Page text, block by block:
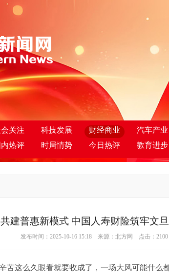
关注 科技发展 财经商业 汽车产业
内热评 时局情势 今日热评 教育进步
建普惠新模式 中国人寿财险筑牢文
发布时间：2025-10-16 15:18 来源：北方网 点击： 2100
苦这么久眼看就要收成了，一场大风可能什么